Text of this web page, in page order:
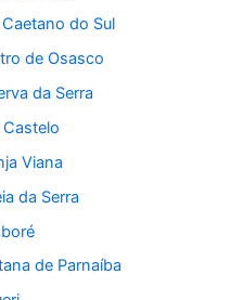
do Sul
de Osasco
da Serra
Viana
da Serra
de Parnaíba